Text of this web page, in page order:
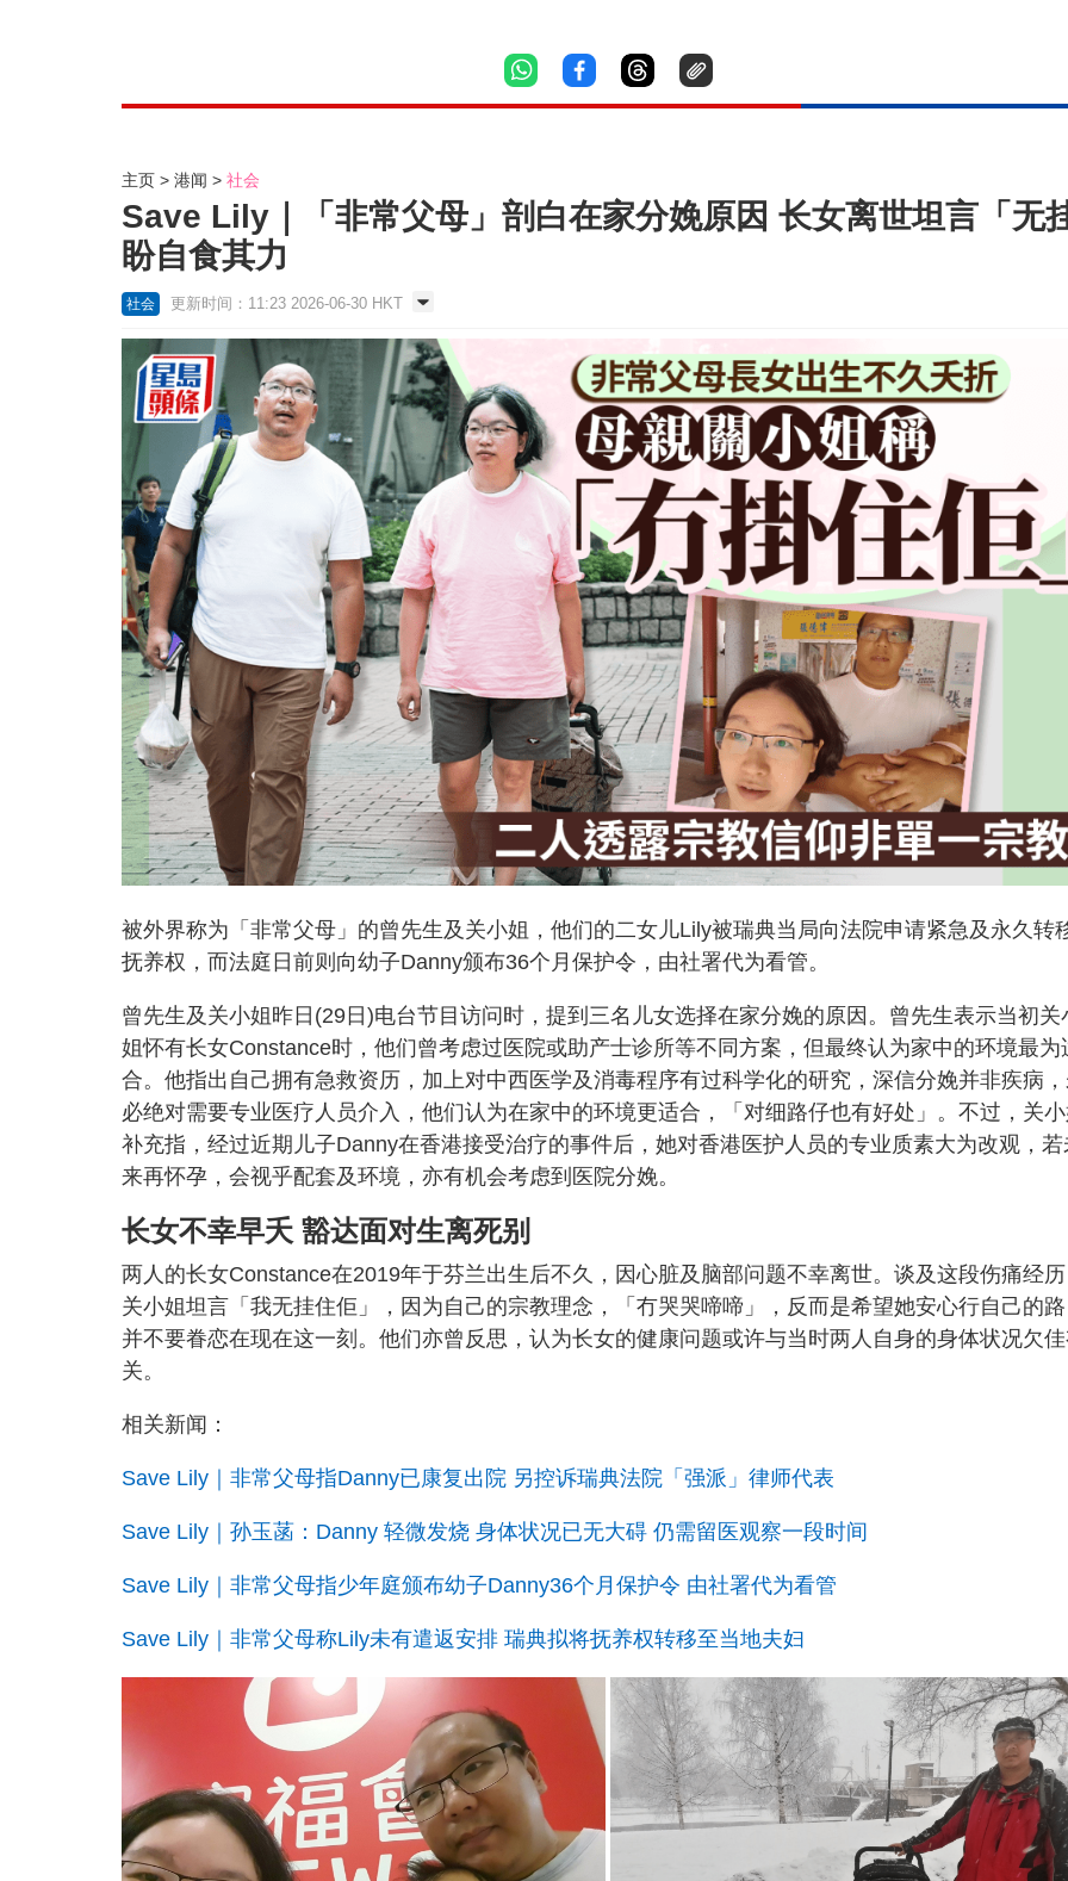
主页 港闻 社会
Save Lily｜「非常父母」剖白在家分娩原因 长女离世坦言「无
盼自食其力
社会 更新时间：11:23 2026-06-30 HKT
被外界称为「非常父母」的曾先生及关小姐，他们的二女儿Lily被瑞典当局向法院申请紧急及永久转
抚养权，而法庭日前则向幼子Danny颁布36个月保护令，由社署代为看管。
曾先生及关小姐昨日(29日)电台节目访问时，提到三名儿女选择在家分娩的原因。曾先生表示当初关
姐怀有长女Constance时，他们曾考虑过医院或助产士诊所等不同方案，但最终认为家中的环境最为
合。他指出自己拥有急救资历，加上对中西医学及消毒程序有过科学化的研究，深信分娩并非疾病
必绝对需要专业医疗人员介入，他们认为在家中的环境更适合，「对细路仔也有好处」。不过，关
补充指，经过近期儿子Danny在香港接受治疗的事件后，她对香港医护人员的专业质素大为改观，若
来再怀孕，会视乎配套及环境，亦有机会考虑到医院分娩。
长女不幸早夭 豁达面对生离死别
两人的长女Constance在2019年于芬兰出生后不久，因心脏及脑部问题不幸离世。谈及这段伤痛经
关小姐坦言「我无挂住佢」，因为自己的宗教理念，「冇哭哭啼啼」，反而是希望她安心行自己的
并不要眷恋在现在这一刻。他们亦曾反思，认为长女的健康问题或许与当时两人自身的身体状况欠
关。
相关新闻：
Save Lily｜非常父母指Danny已康复出院 另控诉瑞典法院「强派」律师代表
Save Lily｜孙玉菡：Danny 轻微发烧 身体状况已无大碍 仍需留医观察一段时间
Save Lily｜非常父母指少年庭颁布幼子Danny36个月保护令 由社署代为看管
Save Lily｜非常父母称Lily未有遣返安排 瑞典拟将抚养权转移至当地夫妇